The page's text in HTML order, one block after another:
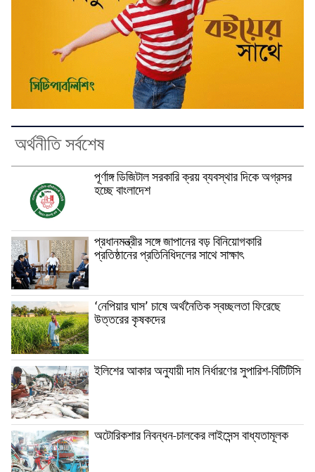
অর্থনীতি সর্বশেষ
পূর্ণাঙ্গ ডিজিটাল সরকারি ক্রয় ব্যবস্থার দিকে অগ্রসর
হচ্ছে বাংলাদেশ
প্রধানমন্ত্রীর সঙ্গে জাপানের বড় বিনিয়োগকারি
প্রতিষ্ঠানের প্রতিনিধিদলের সাথে সাক্ষাৎ
‘নেপিয়ার ঘাস’ চাষে অর্থনৈতিক স্বচ্ছলতা ফিরেছে
উত্তরের কৃষকদের
ইলিশের আকার অনুযায়ী দাম নির্ধারণের সুপারিশ-বিটিটিসি
অটোরিকশার নিবন্ধন-চালকের লাইসেন্স বাধ্যতামূলক